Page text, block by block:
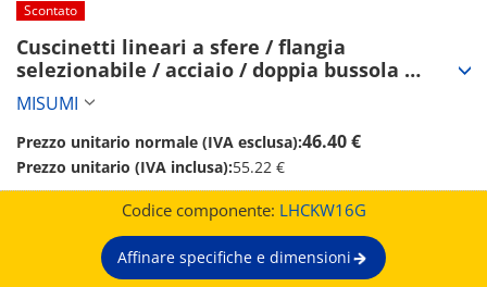
Scontato
Cuscinetti lineari a sfere / flangia
selezionabile / acciaio / doppia bussola
(LHCKW16G)
MISUMI
Prezzo unitario normale (IVA esclusa):46.40 €
Prezzo unitario (IVA inclusa):55.22 €
Codice componente: LHCKW16G
Affinare specifiche e dimensioni